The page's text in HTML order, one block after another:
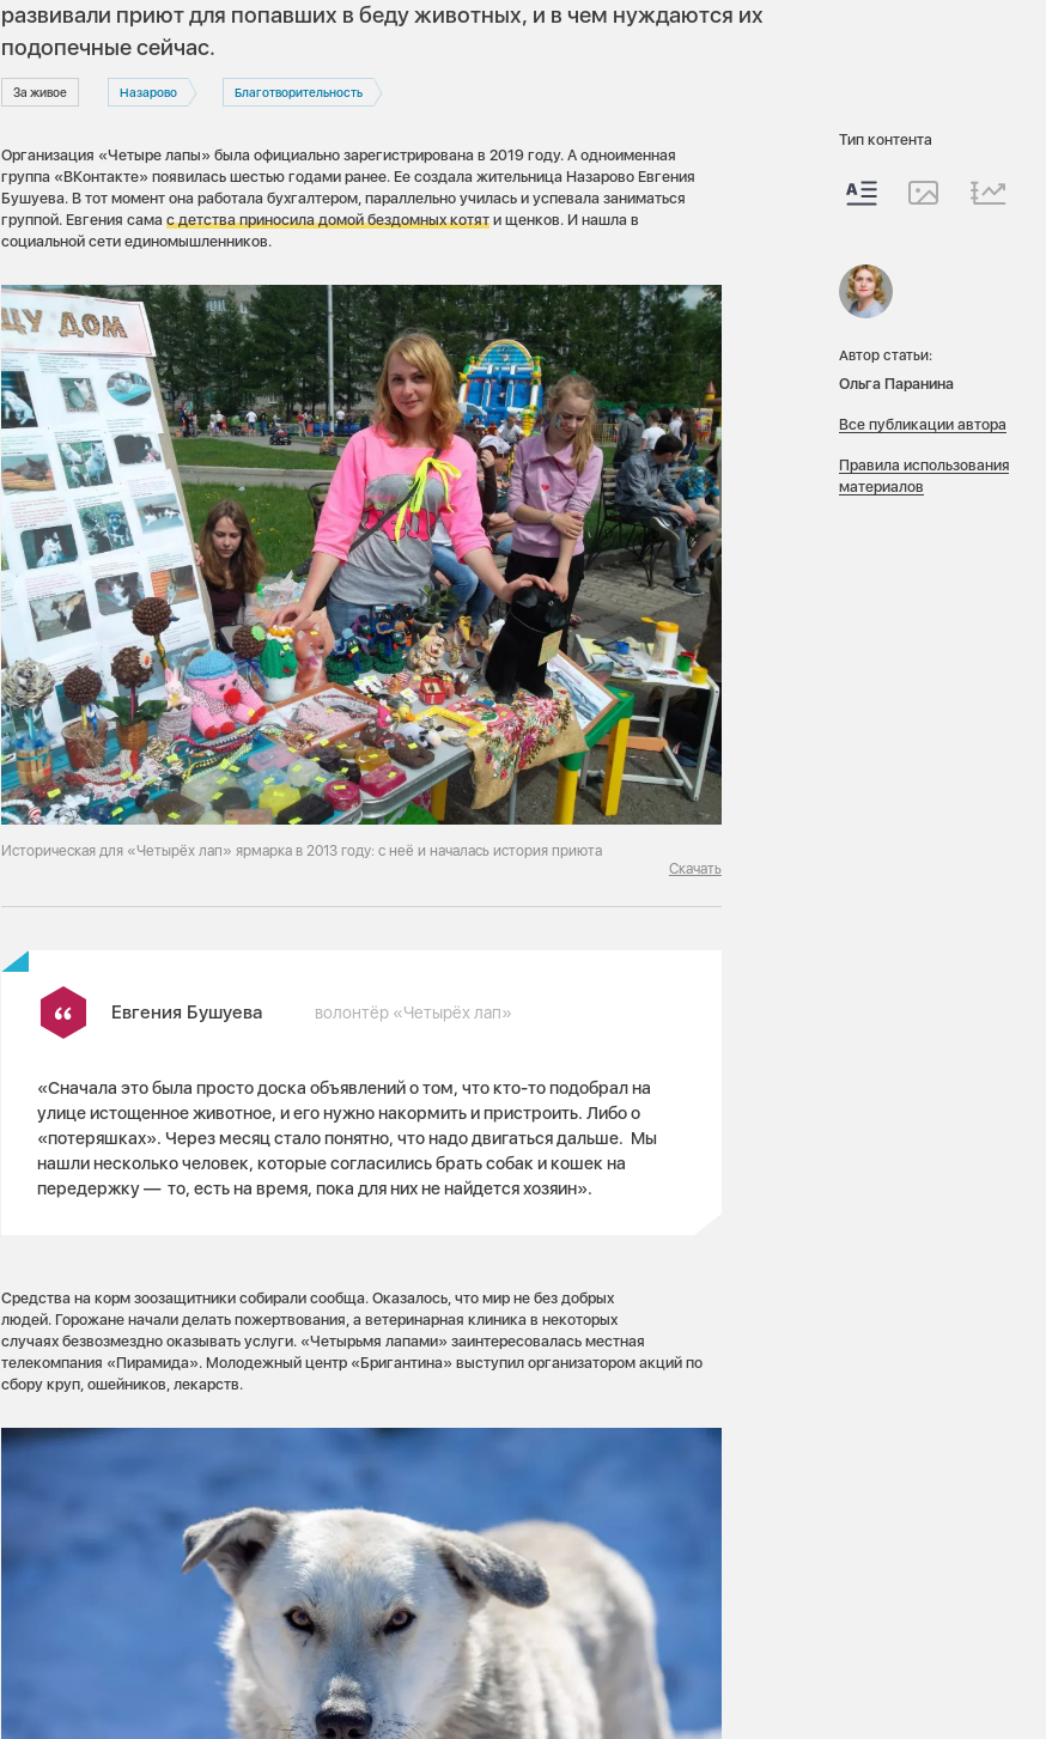
развивали приют для попавших в беду животных, и в чем нуждаются их
подопечные сейчас.
За живое Назарово Благотворительность
Организация «Четыре лапы» была официально зарегистрирована в 2019 году. А одноименная
группа «ВКонтакте» появилась шестью годами ранее. Ее создала жительница Назарово Евгения
Бушуева. В тот момент она работала бухгалтером, параллельно училась и успевала заниматься
группой. Евгения самас детства приносила домой бездомных котят и щенков. И нашла в
социальной сети единомышленников.
Историческая для «Четырёх лап» ярмарка в 2013 году: с неё и началась история приюта
Скачать
Евгения Бушуева волонтёр «Четырёх лап»
«Сначала это была просто доска объявлений о том, что кто-то подобрал на
улице истощенное животное, и его нужно накормить и пристроить. Либо о
«потеряшках». Через месяц стало понятно, что надо двигаться дальше. Мы
нашли несколько человек, которые согласились брать собак и кошек на
передержку — то, есть на время, пока для них не найдется хозяин».
Средства на корм зоозащитники собирали сообща. Оказалось, что мир не без добрых
людей. Горожане начали делать пожертвования, а ветеринарная клиника в некоторых
случаях безвозмездно оказывать услуги. «Четырьмя лапами» заинтересовалась местная
телекомпания «Пирамида». Молодежный центр «Бригантина» выступил организатором акций по
сбору круп, ошейников, лекарств.
Тип контента
Автор статьи:
Ольга Паранина
Все публикации автора
Правила использования
материалов